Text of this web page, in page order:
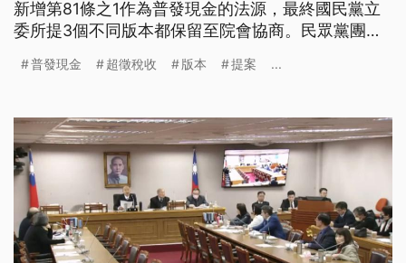
新增第81條之1作為普發現金的法源，最終國民黨立
委所提3個不同版本都保留至院會協商。民眾黨團則
案，並將逕付二讀，盼能與藍營版本併案協商。《預
用途有哪些？立委提案超徵多少可普發現金？
普發現金 超徵稅收 版本 提案 ...